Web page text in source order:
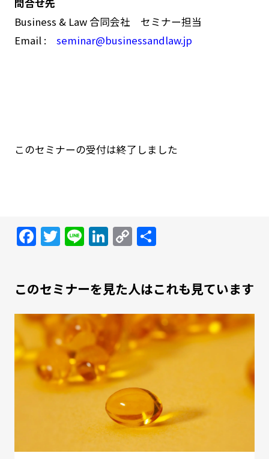
問合せ先
Business & Law 合同会社 セミナー担当
Email : seminar@businessandlaw.jp
このセミナーの受付は終了しました
Facebook
Twitter
LineLinkedIn
Copy
共
このセミナーを見た人はこれも見ています